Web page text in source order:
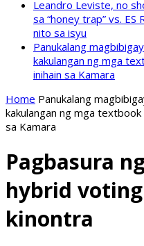
Leandro Leviste, no
sa “honey trap” vs.
nito sa isyu
Panukalang
kakulangan ng mga
inihain sa Kamara
Home Panukalang
kakulangan ng mga
sa Kamara
Pagbasura
hybrid
kinontra